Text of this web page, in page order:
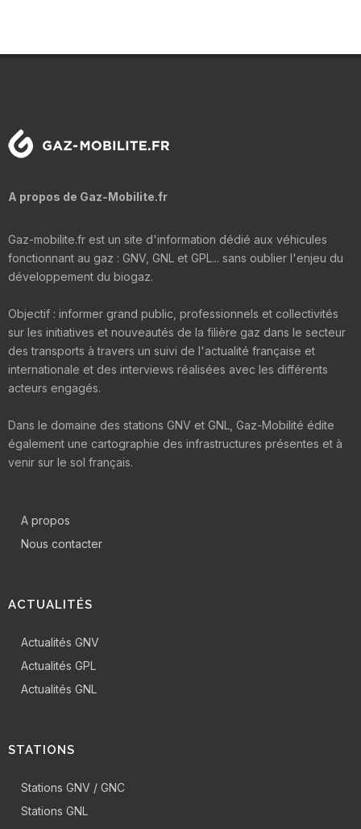
A propos de Gaz-Mobilite.fr
Gaz-mobilite.fr est un site d'information dédié aux véhicules
fonctionnant au gaz : GNV, GNL et GPL... sans oublier l'enjeu du
développement du biogaz.
Objectif : informer grand public, professionnels et collectivités
sur les initiatives et nouveautés de la filière gaz dans le secteur
des transports à travers un suivi de l'actualité française et
internationale et des interviews réalisées avec les différents
acteurs engagés.
Dans le domaine des stations GNV et GNL, Gaz-Mobilité édite
également une cartographie des infrastructures présentes et à
venir sur le sol français.
A propos
Nous contacter
ACTUALITÉS
Actualités GNV
Actualités GPL
Actualités GNL
STATIONS
Stations GNV / GNC
Stations GNL